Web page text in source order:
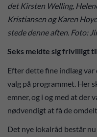
det Kirsten Welling,
Kristiansen og Karen
stede denne aften. Foto:
Seks meldte sig frivilligt
Efter dette fine indlæg var
valg på programmet. Her
emner, og i og med at der
nødvendigt at få de
Det nye lokalråd består